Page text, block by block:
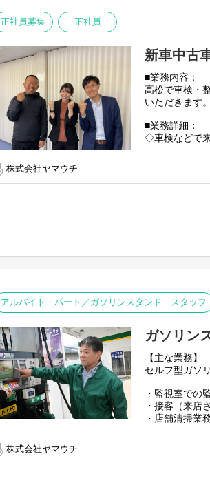
ルが身につけ
す。
■■■ 介護予防
機能訓練に特
ご高齢者への
◎仕事の魅力
「できなかっ
■■■ 飲食／店
接客・調理・
をもとに、様
■■■エネルギ
セルフ型ガソ
マネージャー
す。
◎仕事の魅力
車を運転する
ように店舗を
人の教育や数
正社員募集 正社員
新車中古
■業務内容：
高松で車検・
いただきます。
■業務詳細：
◇車検などで
※来店された
入社後は、教
ができ、新し
株式会社ヤマウチ
アルバイト・パート／ガソリンスタンド スタッフ
ガソリン
【主な業務】
セルフ型ガソ
・監視室での
・接客（来店
・店舗清掃業
株式会社ヤマウチ